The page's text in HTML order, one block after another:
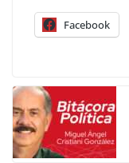
Facebook